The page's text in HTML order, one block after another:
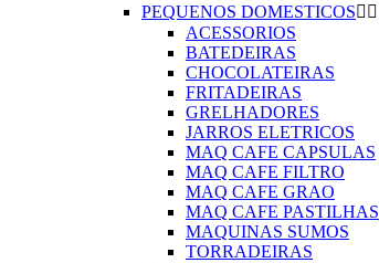
PEQUENOS DOMESTICOS 
ACESSORIOS
BATEDEIRAS
CHOCOLATEIRAS
FRITADEIRAS
GRELHADORES
JARROS ELETRICOS
MAQ CAFE CAPSULAS
MAQ CAFE FILTRO
MAQ CAFE GRAO
MAQ CAFE PASTILHAS
MAQUINAS SUMOS
TORRADEIRAS